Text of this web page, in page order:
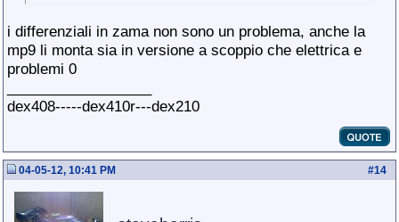
i differenziali in zama non sono un problema, anche la
mp9 li monta sia in versione a scoppio che elettrica e
problemi 0
dex408-----dex410r---dex210
#14
04-05-12, 10:41 PM